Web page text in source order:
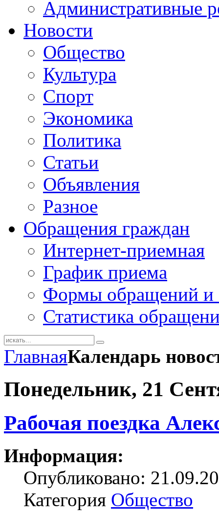
Административные
Новости
Общество
Культура
Спорт
Экономика
Политика
Статьи
Объявления
Разное
Обращения граждан
Интернет-приемная
График приема
Формы обращений и
Статистика
ГлавнаяКалендарь
Понедельник, 21
Рабочая поездка
Информация:
Опубликовано:
Категория Общество